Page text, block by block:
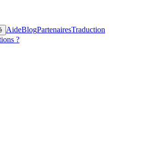
AideBlogPartenairesTraduction
?